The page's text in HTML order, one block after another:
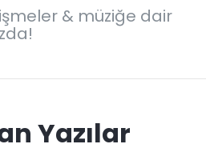
& müziğe dair
Yazılar